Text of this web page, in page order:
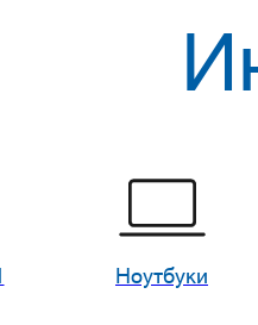
Ноутбуки